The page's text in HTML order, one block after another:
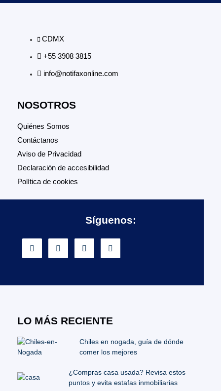
CDMX
+55 3908 3815
info@notifaxonline.com
NOSOTROS
Quiénes Somos
Contáctanos
Aviso de Privacidad
Declaración de accesibilidad
Política de cookies
Síguenos:
LO MÁS RECIENTE
Chiles en nogada, guía de dónde
comer los mejores
¿Compras casa usada? Revisa estos
puntos y evita estafas inmobiliarias